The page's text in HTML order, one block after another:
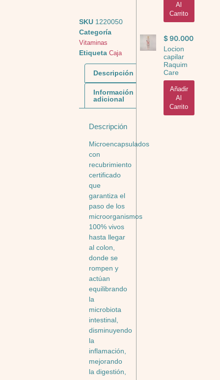
SKU 1220050
Categoría
Vitaminas
Etiqueta Caja
Descripción
Información
adicional
Descripción
Microencapsulados
con
recubrimiento
certificado
que
garantiza el
paso de los
microorganismos
100% vivos
hasta llegar
al colon,
donde se
rompen y
actúan
equilibrando
la
microbiota
intestinal,
disminuyendo
la
inflamación,
mejorando
la digestión,
Al
Carrito
$90.000
Locion
capilar
Raquim
Care
Añadir
Al
Carrito